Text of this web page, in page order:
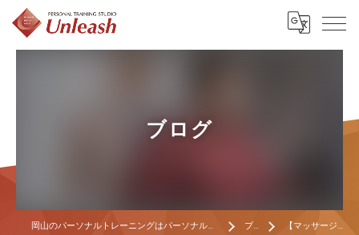
ブログ
岡山のパーソナルトレーニングはパーソナルトレーニングスタジオ Unleash ブログ 【マッサージで疲労回復】